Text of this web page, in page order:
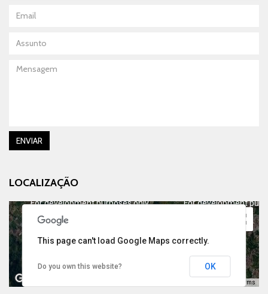
Mensagem
ENVIAR
LOCALIZAÇÃO
For development purposes only For development
Terms
This page can't load Google Maps correctly.
Do you own this website? OK